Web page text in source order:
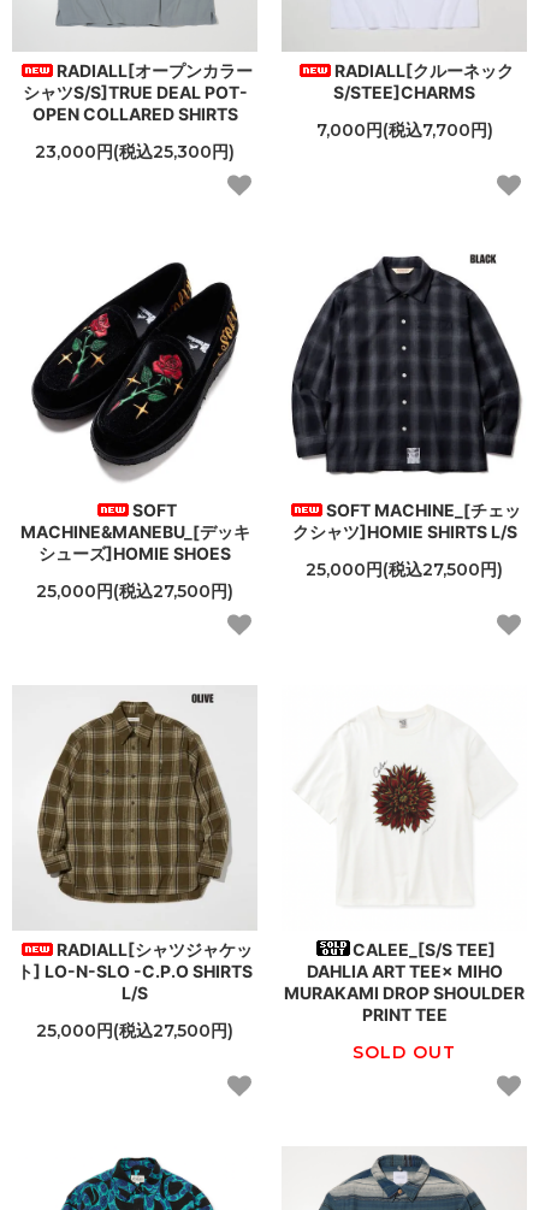
RADIALL[オープンカラー
シャツS/S]TRUE DEAL POT-
OPEN COLLARED SHIRTS
23,000円(税込25,300円)
RADIALL[クルーネック
S/STEE]CHARMS
7,000円(税込7,700円)
SOFT
MACHINE&MANEBU_[デッキ
シューズ]HOMIE SHOES
25,000円(税込27,500円)
SOFT MACHINE_[チェッ
クシャツ]HOMIE SHIRTS L/S
25,000円(税込27,500円)
RADIALL[シャツジャケッ
ト] LO-N-SLO -C.P.O SHIRTS
L/S
25,000円(税込27,500円)
CALEE_[S/S TEE]
DAHLIA ART TEE× MIHO
MURAKAMI DROP SHOULDER
PRINT TEE
SOLD OUT